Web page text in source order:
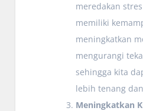
meredakan
memiliki
meningkatkan
mengurangi
sehingga kita
lebih tenang
Meningkatkan